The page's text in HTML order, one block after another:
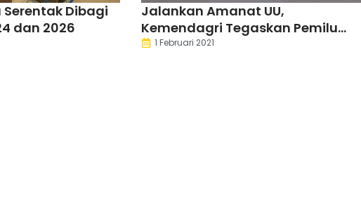
Serentak Dibagi
dan 2026
Jalankan Amanat UU,
Kemendagri Tegaskan Pemilu
2024 Tetap Digelar
1 Februari 2021